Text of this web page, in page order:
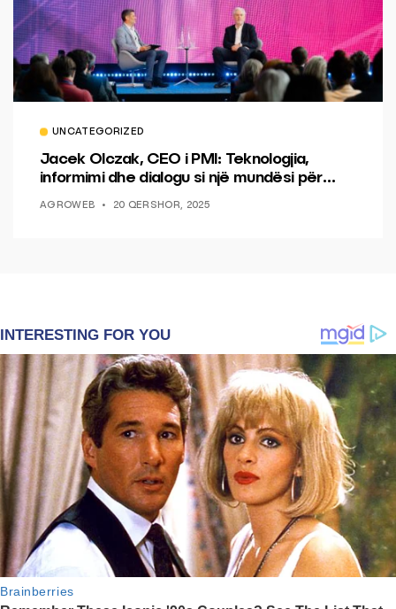
UNCATEGORIZED
Jacek Olczak, CEO i PMI: Teknologjia,
informimi dhe dialogu si një mundësi për
AGROWEB 20 QERSHOR, 2025